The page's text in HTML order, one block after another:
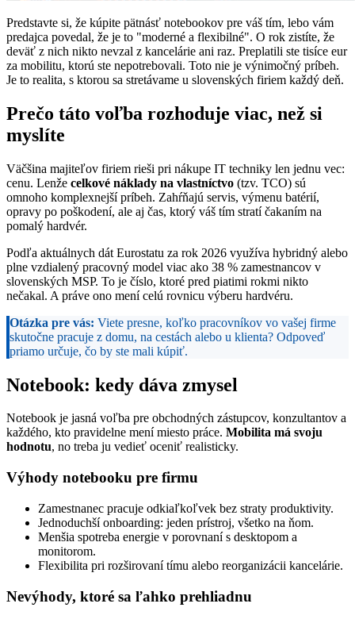
Predstavte si, že kúpite pätnásť notebookov pre váš tím, lebo vám
predajca povedal, že je to "moderné a flexibilné". O rok zistíte, že
deväť z nich nikto nevzal z kancelárie ani raz. Preplatili ste tisíce eur
za mobilitu, ktorú ste nepotrebovali. Toto nie je výnimočný príbeh.
Je to realita, s ktorou sa stretávame u slovenských firiem každý deň.
Prečo táto voľba rozhoduje viac, než si
myslíte
Väčšina majiteľov firiem rieši pri nákupe IT techniky len jednu vec:
cenu. Lenže celkové náklady na vlastníctvo (tzv. TCO) sú
omnoho komplexnejší príbeh. Zahŕňajú servis, výmenu batérií,
opravy po poškodení, ale aj čas, ktorý váš tím stratí čakaním na
pomalý hardvér.
Podľa aktuálnych dát Eurostatu za rok 2026 využíva hybridný alebo
plne vzdialený pracovný model viac ako 38 % zamestnancov v
slovenských MSP. To je číslo, ktoré pred piatimi rokmi nikto
nečakal. A práve ono mení celú rovnicu výberu hardvéru.
Otázka pre vás: Viete presne, koľko pracovníkov vo vašej firme
skutočne pracuje z domu, na cestách alebo u klienta? Odpoveď
priamo určuje, čo by ste mali kúpiť.
Notebook: kedy dáva zmysel
Notebook je jasná voľba pre obchodných zástupcov, konzultantov a
každého, kto pravidelne mení miesto práce. Mobilita má svoju
hodnotu, no treba ju vedieť oceniť realisticky.
Výhody notebooku pre firmu
Zamestnanec pracuje odkiaľkoľvek bez straty produktivity.
Jednoduchší onboarding: jeden prístroj, všetko na ňom.
Menšia spotreba energie v porovnaní s desktopom a
monitorom.
Flexibilita pri rozširovaní tímu alebo reorganizácii kancelárie.
Nevýhody, ktoré sa ľahko prehliadnu